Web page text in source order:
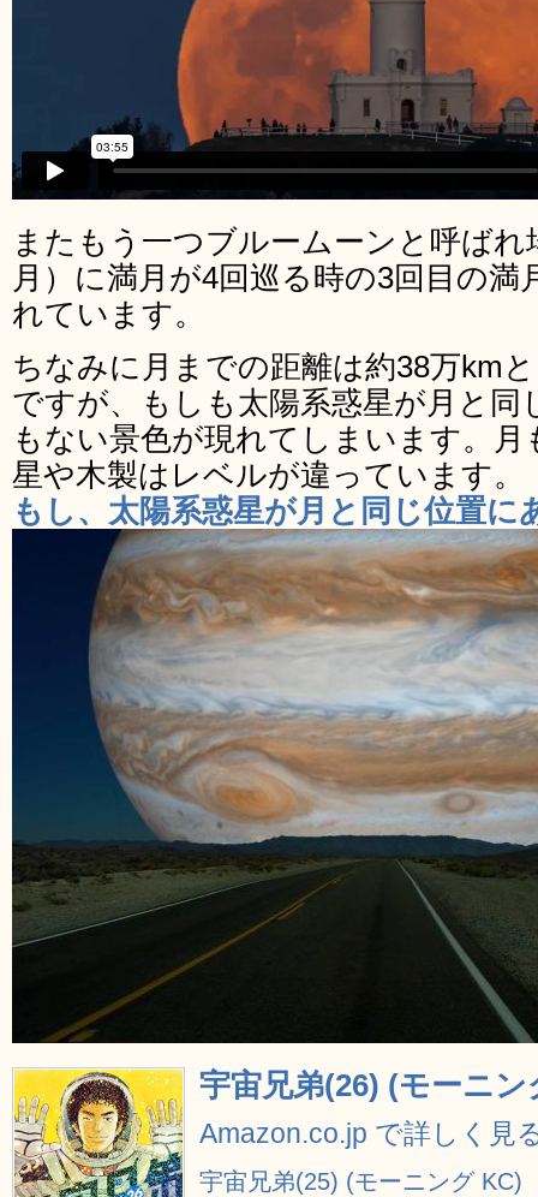
またもう一つブルームーンと呼ば
月）に満月が4回巡る時の3回目の
れています。
ちなみに月までの距離は約38万km
ですが、もしも太陽系惑星が月と
もない景色が現れてしまいます。
星や木製はレベルが違っています。
もし、太陽系惑星が月と同じ位置に
宇宙兄弟(26) (モーニン
Amazon.co.jp で詳しく見
宇宙兄弟(25) (モーニング KC)